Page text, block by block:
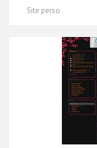
Site perso